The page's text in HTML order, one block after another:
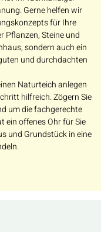
Gerne helfen wir
für Ihre
Pflanzen, Steine und
sondern auch ein
und durchdachten
Naturteich anlegen
hilfreich. Zögern Sie
um die fachgerechte
ein offenes Ohr für Sie
und Grundstück in eine